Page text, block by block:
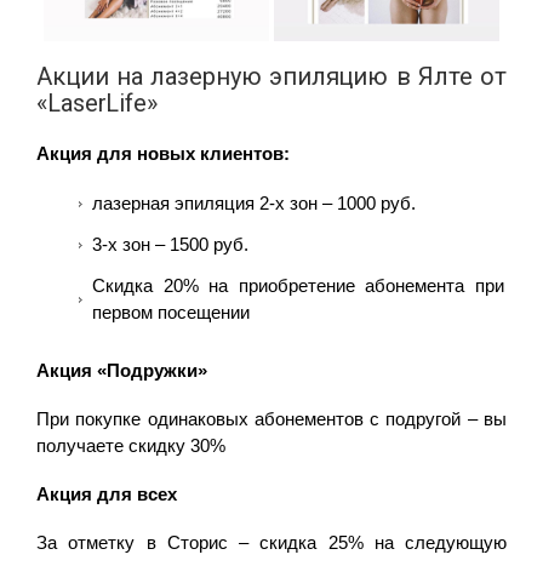
Акции на лазерную эпиляцию в Ялте от
«LaserLife»
Акция для новых клиентов:
лазерная эпиляция 2-х зон – 1000 руб.
3-х зон – 1500 руб.
Скидка 20% на приобретение абонемента при
первом посещении
Акция «Подружки»
При покупке одинаковых абонементов с подругой – вы
получаете скидку 30%
Акция для всех
За отметку в Сторис – скидка 25% на следующую